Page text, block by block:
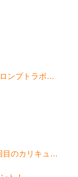
ンプトラボ始
のカリキュラ